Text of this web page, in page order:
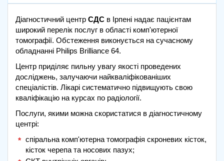
Діагностичний центр СДС в Ірпені надає пацієнтам
широкий перелік послуг в області комп'ютерної
томографії. Обстеження виконується на сучасному
обладнанні Philips Brilliance 64.
Центр приділяє пильну увагу якості проведених
досліджень, залучаючи найкваліфікованіших
спеціалістів. Лікарі систематично підвищують свою
кваліфікацію на курсах по радіології.
Послуги, якими можна скористатися в діагностичному
центрі:
спіральна комп'ютерна томографія скроневих кісток,
кісток черепа та носових пазух;